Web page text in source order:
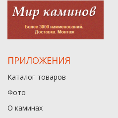
ПРИЛОЖЕНИЯ
Каталог товаров
Фото
О каминах